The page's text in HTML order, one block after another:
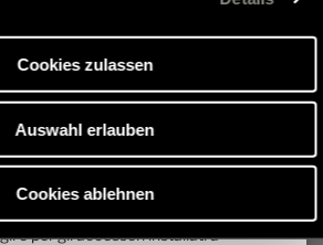
Cookies zulassen
Auswahl erlauben
Cookies ablehnen
aumenta la massa specificata dal
opzionale. La maggiorazione risulta dal
alternativo e soprattutto il peso delle
dettagliate sul peso e sulla configurazione
Prossimo passo
dal produttore per la
...
della dotazione opzionale ordinabile.
dovrebbe garantire che la massa
e per gli accessori installati a